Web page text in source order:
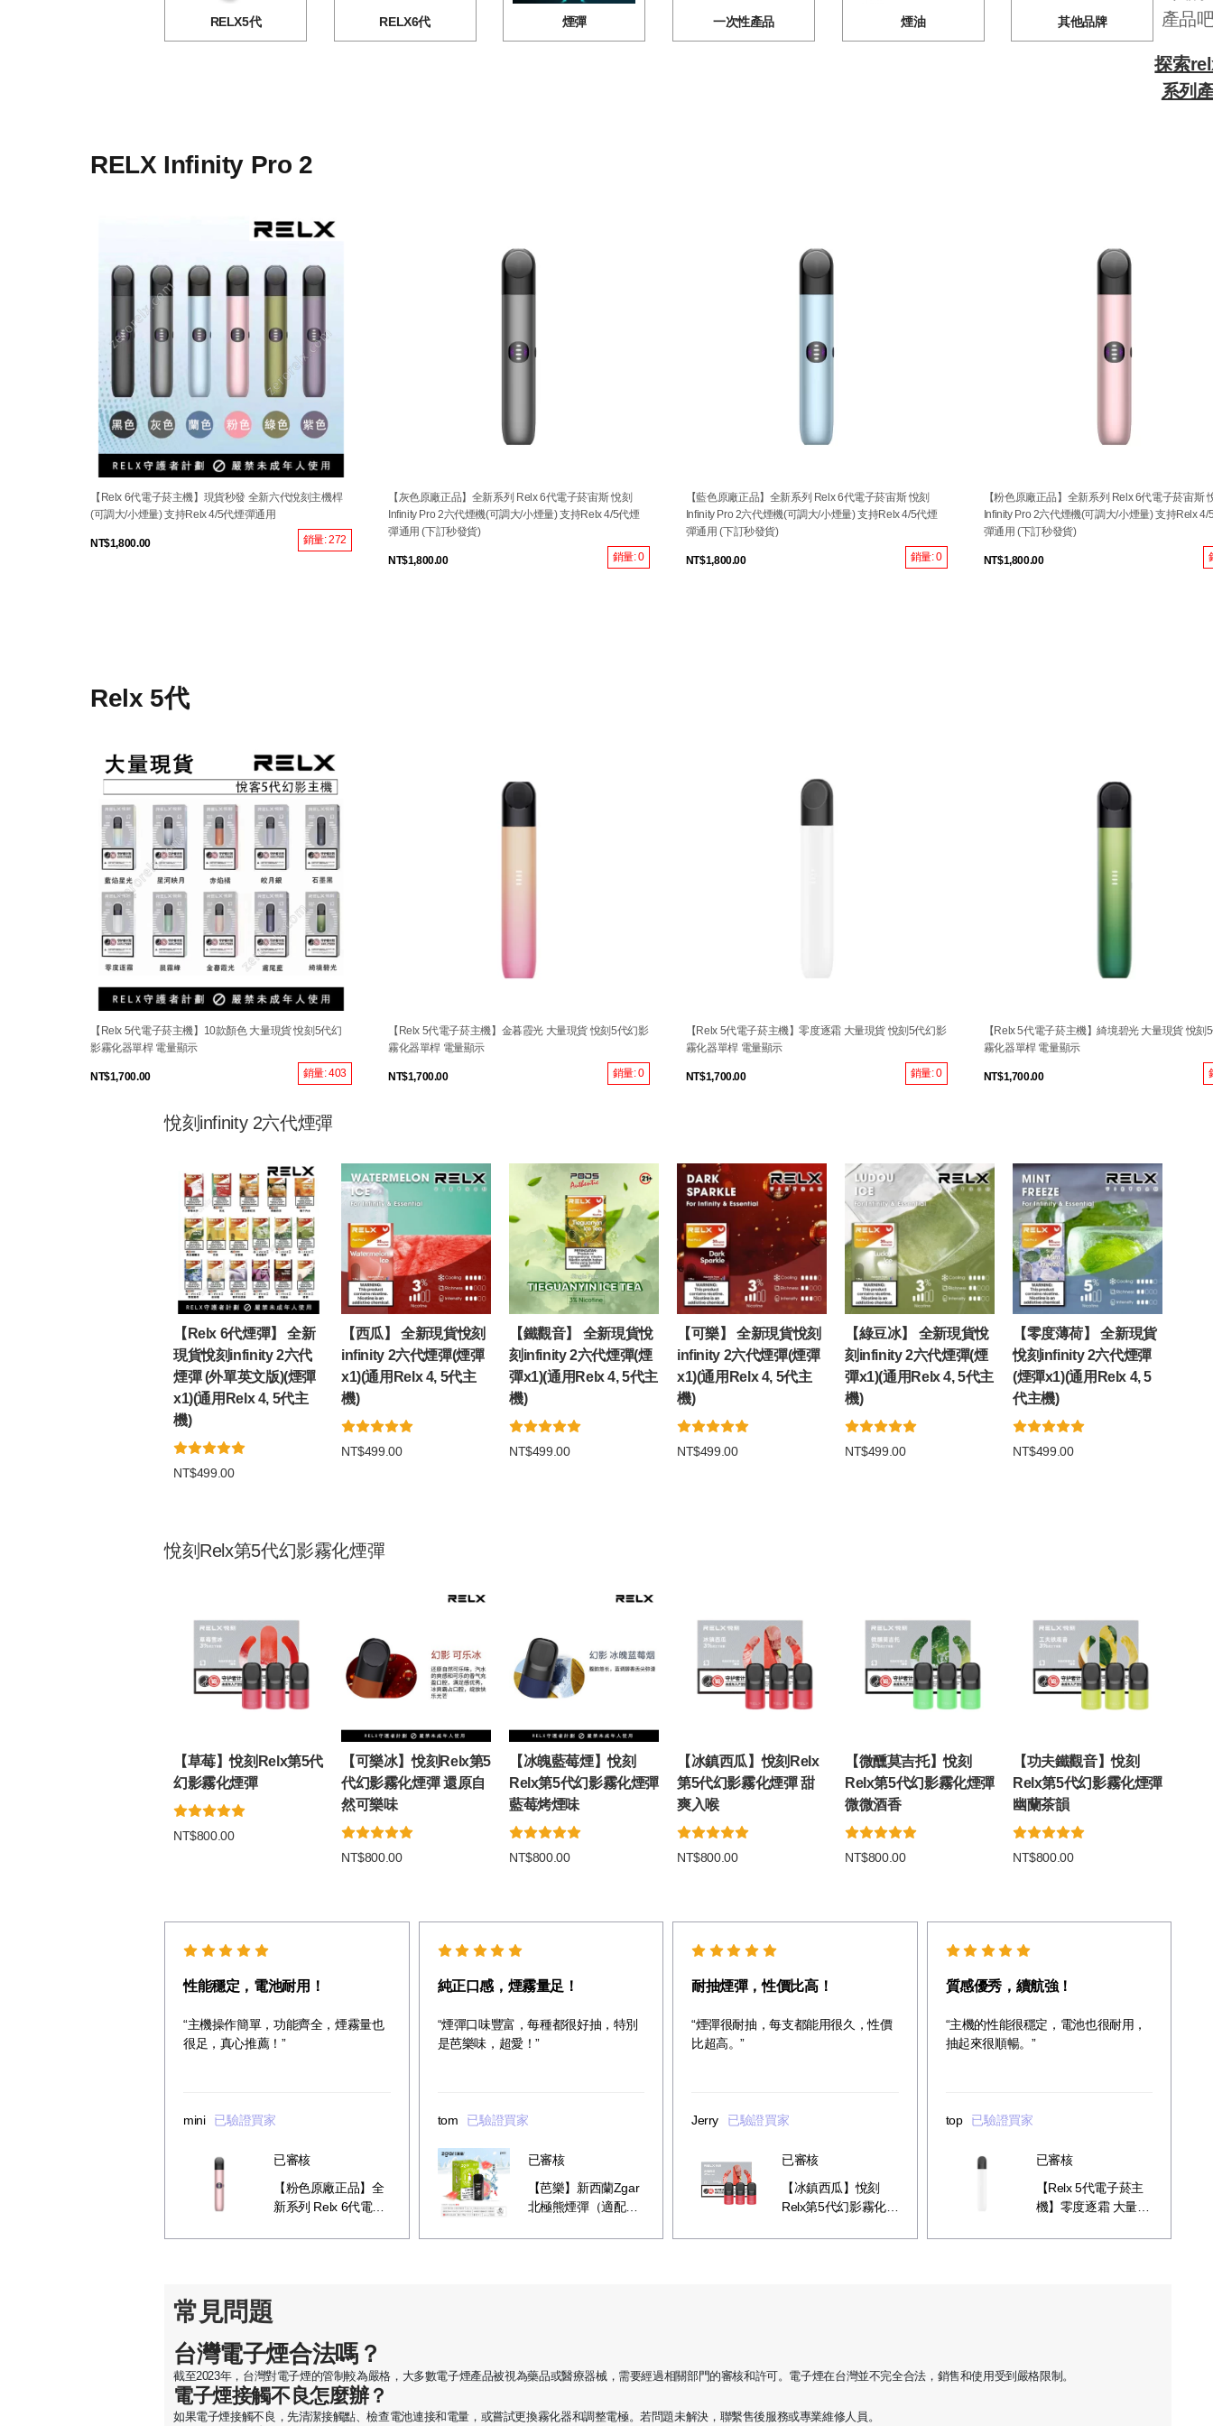
產品
探索
系列
RELX5代 RELX6代 煙彈 一次性產品 煙油 其他品牌
RELX Infinity Pro 2
【Relx 6代電子菸主機】現貨秒發 全新六代悅刻主機桿
(可調大/小煙量) 支持Relx 4/5代煙彈通用
NT$1,800.00 銷量: 272
【灰色原廠正品】全新系列 Relx 6代電子菸宙斯 悅刻
Infinity Pro 2六代煙機(可調大/小煙量) 支持Relx 4/5代煙
彈通用 (下訂秒發貨)
NT$1,800.00 銷量: 0
【藍色原廠正品】全新系列 Relx 6代電子菸宙斯 悅刻
Infinity Pro 2六代煙機(可調大/小煙量) 支持Relx 4/5代煙
彈通用 (下訂秒發貨)
NT$1,800.00 銷量: 0
【粉色原廠正品】全新系列 Relx 6代電子菸宙斯
Infinity Pro 2六代煙機(可調大/小煙量) 支持Relx 4/
彈通用 (下訂秒發貨)
NT$1,800.00
Relx 5代
【Relx 5代電子菸主機】10款顏色 大量現貨 悅刻5代幻
影霧化器單桿 電量顯示
NT$1,700.00 銷量: 403
【Relx 5代電子菸主機】金暮霞光 大量現貨 悅刻5代幻影
霧化器單桿 電量顯示
NT$1,700.00 銷量: 0
【Relx 5代電子菸主機】零度逐霜 大量現貨 悅刻5代幻影
霧化器單桿 電量顯示
NT$1,700.00 銷量: 0
【Relx 5代電子菸主機】綺境碧光 大量現貨 悅刻
霧化器單桿 電量顯示
NT$1,700.00
悅刻infinity 2六代煙彈
【Relx 6代煙彈】 全新
現貨悅刻infinity 2六代
煙彈 (外單英文版)(煙彈
x1)(通用Relx 4, 5代主
機)
NT$499.00
【西瓜】 全新現貨悅刻
infinity 2六代煙彈(煙彈
x1)(通用Relx 4, 5代主
機)
NT$499.00
【鐵觀音】 全新現貨悅
刻infinity 2六代煙彈(煙
彈x1)(通用Relx 4, 5代主
機)
NT$499.00
【可樂】 全新現貨悅刻
infinity 2六代煙彈(煙彈
x1)(通用Relx 4, 5代主
機)
NT$499.00
【綠豆冰】 全新現貨悅
刻infinity 2六代煙彈(煙
彈x1)(通用Relx 4, 5代主
機)
NT$499.00
【零度薄荷】 全新現貨
悅刻infinity 2六代煙彈
(煙彈x1)(通用Relx 4, 5
代主機)
NT$499.00
悅刻Relx第5代幻影霧化煙彈
【草莓】悅刻Relx第5代
幻影霧化煙彈
NT$800.00
【可樂冰】悅刻Relx第5
代幻影霧化煙彈 還原自
然可樂味
NT$800.00
【冰魄藍莓煙】悅刻
Relx第5代幻影霧化煙彈
藍莓烤煙味
NT$800.00
【冰鎮西瓜】悅刻Relx
第5代幻影霧化煙彈 甜
爽入喉
NT$800.00
【微醺莫吉托】悅刻
Relx第5代幻影霧化煙彈
微微酒香
NT$800.00
【功夫鐵觀音】悅刻
Relx第5代幻影霧化煙彈
幽蘭茶韻
NT$800.00
性能穩定，電池耐用！
“主機操作簡單，功能齊全，煙霧量也
很足，真心推薦！”
mini 已驗證買家
已審核
【粉色原廠正品】全
新系列 Relx 6代電子
純正口感，煙霧量足！
“煙彈口味豐富，每種都很好抽，特別
是芭樂味，超愛！”
tom 已驗證買家
已審核
【芭樂】新西蘭Zgar
北極熊煙彈（適配
耐抽煙彈，性價比高！
“煙彈很耐抽，每支都能用很久，性價
比超高。”
Jerry 已驗證買家
已審核
【冰鎮西瓜】悅刻
Relx第5代幻影霧化煙
質感優秀，續航強！
“主機的性能很穩定，電池也很耐用，
抽起來很順暢。”
top 已驗證買家
已審核
【Relx 5代電子菸主
機】零度逐霜 大量現
常見問題
台灣電子煙合法嗎？
截至2023年，台灣對電子煙的管制較為嚴格，大多數電子煙產品被視為藥品或醫療器械，需要經過相關部門的審核和許可。電子煙在台灣並不完全合法，銷售和使用受到嚴格限制。
電子煙接觸不良怎麼辦？
如果電子煙接觸不良，先清潔接觸點、檢查電池連接和電量，或嘗試更換霧化器和調整電極。若問題未解決，聯繫售後服務或專業維修人員。